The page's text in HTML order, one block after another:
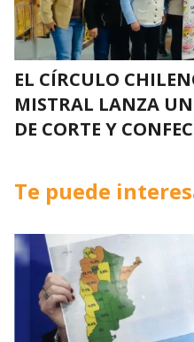
EL CÍRCULO
MISTRAL LANZA
DE CORTE Y
Te puede